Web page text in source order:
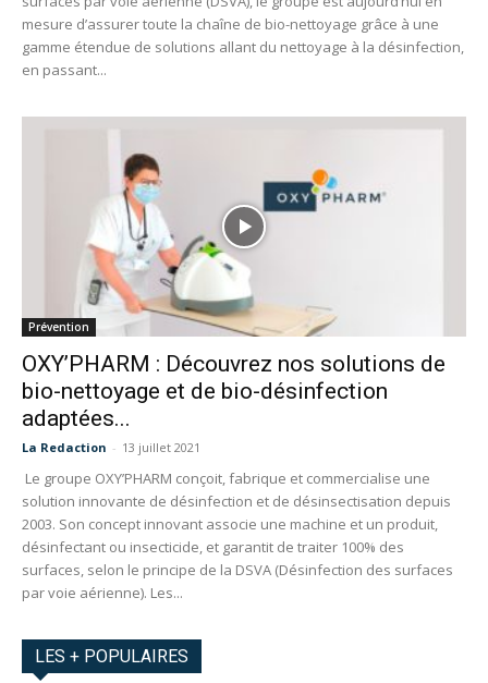
mesure d’assurer toute la chaîne de bio-nettoyage grâce à une
gamme étendue de solutions allant du nettoyage à la désinfection,
en passant...
Prévention
OXY’PHARM : Découvrez nos solutions de
bio-nettoyage et de bio-désinfection
adaptées...
La Redaction - 13 juillet 2021
Le groupe OXY’PHARM conçoit, fabrique et commercialise une
solution innovante de désinfection et de désinsectisation depuis
2003. Son concept innovant associe une machine et un produit,
désinfectant ou insecticide, et garantit de traiter 100% des
surfaces, selon le principe de la DSVA (Désinfection des surfaces
par voie aérienne). Les...
LES + POPULAIRES